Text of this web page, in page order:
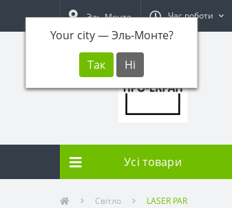
Эль-Монте
Your city —Эль-Монте?
Час роботи
Усі товари
Світло LASER PAR